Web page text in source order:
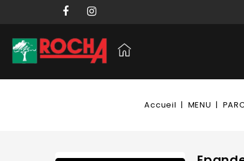
Accueil MENU